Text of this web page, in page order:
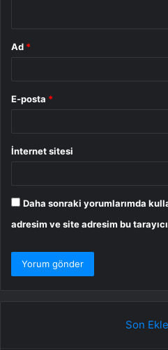
Ad *
E-posta *
İnternet sitesi
Daha sonraki yorumlarımda
adresim ve site adresim bu
Son